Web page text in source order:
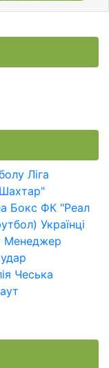
Ліга
Бокс ФК "Реал
Українці
Менеджер
Чеська